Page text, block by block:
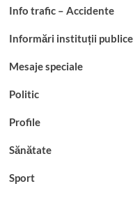
Info trafic – Accidente
Informări instituții publice
Mesaje speciale
Politic
Profile
Sănătate
Sport